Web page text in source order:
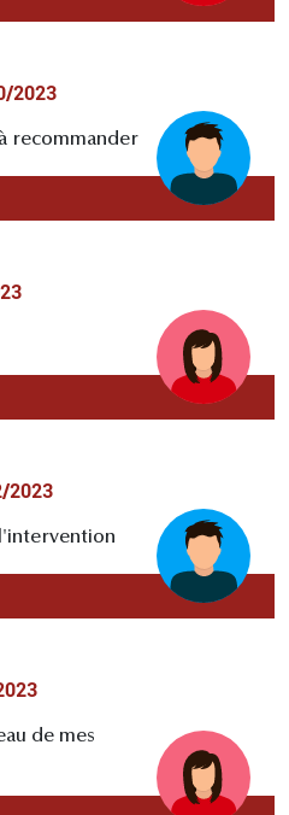
2023
recommander
2023
de mes